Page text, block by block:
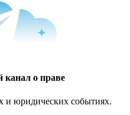
о праве
и юридических событиях.